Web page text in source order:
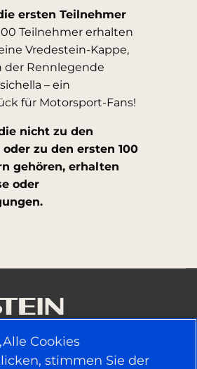
ersten Teilnehmer
Teilnehmer erhalten
Vredestein-Kappe,
der Rennlegende
– ein
für Motorsport-Fans!
nicht zu den
zu den ersten 100
gehören, erhalten
oder
Cookies
stimmen Sie der